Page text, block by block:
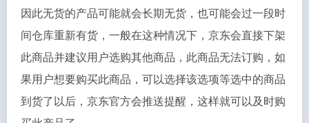
因此无货的产品可能就会长期无货，也可能会过一段时
间仓库重新有货，一般在这种情况下，京东会直接下架
此商品并建议用户选购其他商品，此商品无法订购，如
果用户想要购买此商品，可以选择该选项等选中的商品
到货了以后，京东官方会推送提醒，这样就可以及时购